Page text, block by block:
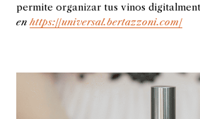
permite organizar tus vinos
enhttps://universal.bertazzoni.com/